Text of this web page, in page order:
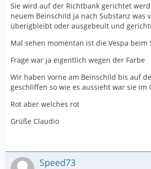
Sie wird auf der Richtbank gerichtet
neuem Beinschild ja nach Substanz was
überigbleibt oder ausgebeult und
Mal sehen momentan ist die Vespa beim
Frage war ja eigentlich wegen der Farbe
Wir haben vorne am Beinschild bis auf
geschliffen so wie es aussieht war sie im
Rot aber welches rot
Grüße Claudio
Speed73